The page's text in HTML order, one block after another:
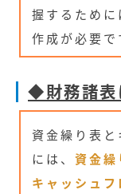
握するため
作成が必要で
◆財務諸表
資金繰り表
には、資金繰
キャッシュ